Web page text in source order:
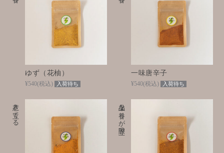
ゆず（花柚）
¥540(税込) 入荷待ち
一味唐辛子
¥540(税込) 入荷待ち
惹き立てる 上品な香りが際立つ